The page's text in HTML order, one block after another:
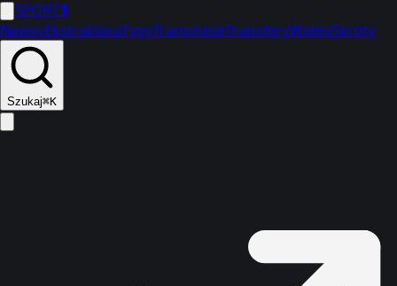
SPORT1
NewsyEkstraklasaTypyTransmisjeTransferyWideoSkróty
Szukaj⌘K